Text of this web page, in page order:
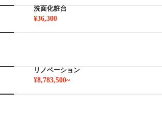
洗面化粧台
¥36,300
リノベーション
¥8,783,500~